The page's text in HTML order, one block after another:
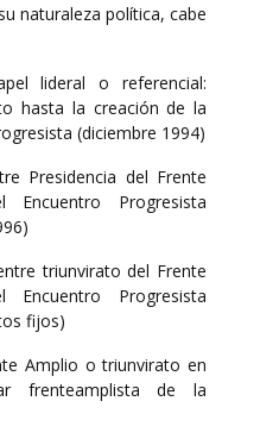
naturaleza política, cabe
lideral o referencial:
hasta la creación de la
(diciembre 1994)
Presidencia del Frente
Progresista
triunvirato del Frente
Progresista
fijos)
Amplio o triunvirato en
frenteamplista de la